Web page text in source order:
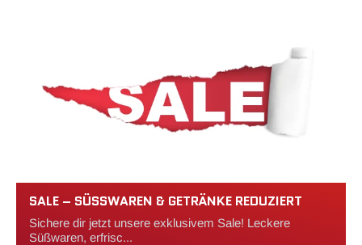
SALE – SÜSSWAREN & GETRÄNKE REDUZIERT
Sichere dir jetzt unsere exklusivem Sale! Leckere
Süßwaren, erfrisc...